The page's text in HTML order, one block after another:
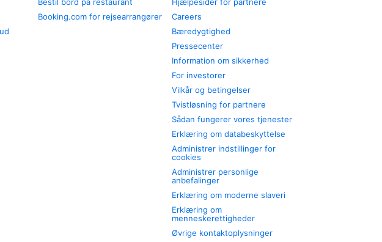
Booking.com for rejsearrangører
Careers
Bæredygtighed
Pressecenter
Information om sikkerhed
For investorer
Vilkår og betingelser
Tvistløsning for partnere
Sådan fungerer vores tjenester
Erklæring om databeskyttelse
Administrer indstillinger for
cookies
Administrer personlige
anbefalinger
Erklæring om moderne slaveri
Erklæring om
menneskerettigheder
Øvrige kontaktoplysninger